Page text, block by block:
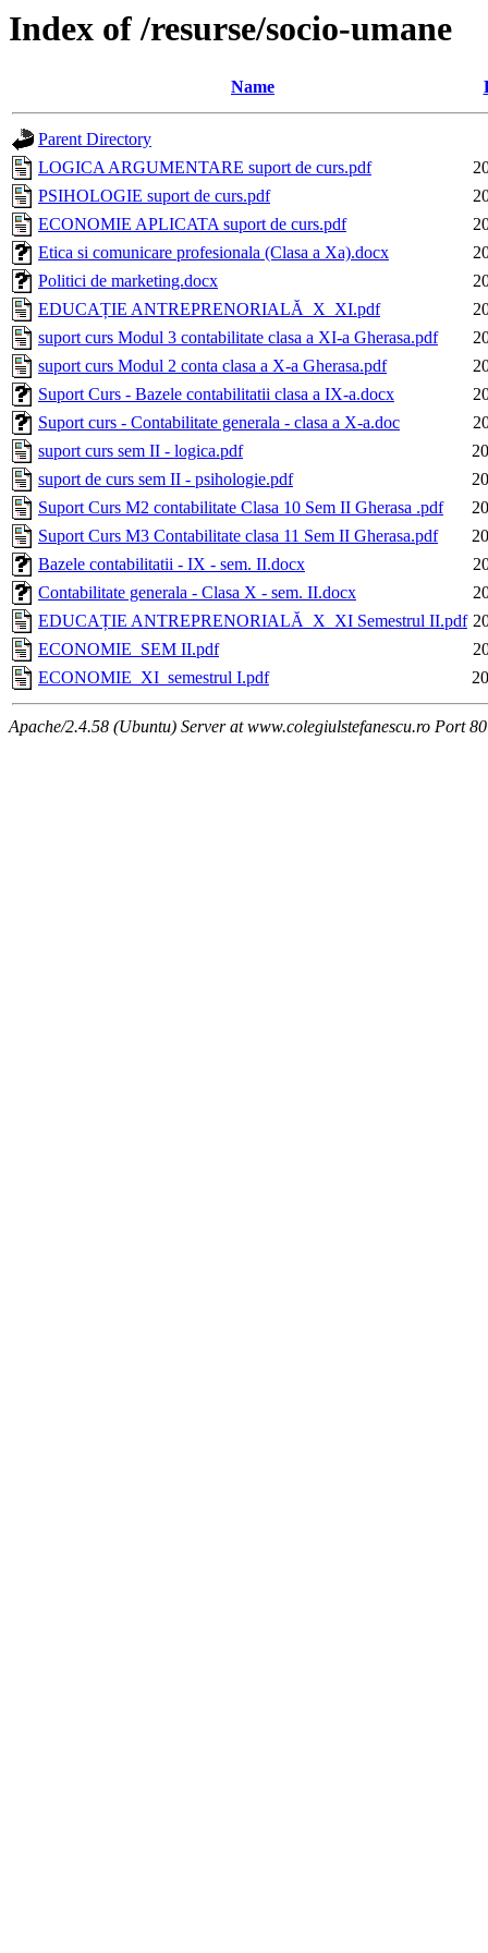
Index of /resurse/socio-umane
Name
Parent Directory
LOGICA ARGUMENTARE suport de curs.pdf
PSIHOLOGIE suport de curs.pdf
ECONOMIE APLICATA suport de curs.pdf
Etica si comunicare profesionala (Clasa a Xa).docx
Politici de marketing.docx
EDUCAȚIE ANTREPRENORIALĂ_X_XI.pdf
suport curs Modul 3 contabilitate clasa a XI-a Gherasa.pdf
suport curs Modul 2 conta clasa a X-a Gherasa.pdf
Suport Curs - Bazele contabilitatii clasa a IX-a.docx
Suport curs - Contabilitate generala - clasa a X-a.doc
suport curs sem II - logica.pdf
suport de curs sem II - psihologie.pdf
Suport Curs M2 contabilitate Clasa 10 Sem II Gherasa .pdf
Suport Curs M3 Contabilitate clasa 11 Sem II Gherasa.pdf
Bazele contabilitatii - IX - sem. II.docx
Contabilitate generala - Clasa X - sem. II.docx
EDUCAȚIE ANTREPRENORIALĂ_X_XI Semestrul II.pdf
ECONOMIE_SEM II.pdf
ECONOMIE_XI_semestrul I.pdf
Apache/2.4.58 (Ubuntu) Server at www.colegiulstefanescu.ro Port 80